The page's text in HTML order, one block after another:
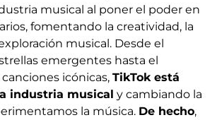
musical al poner el poder en
fomentando la creatividad, la
musical. Desde el
emergentes hasta el
icónicas, TikTok está
industria musical y cambiando la
la música. De hecho,